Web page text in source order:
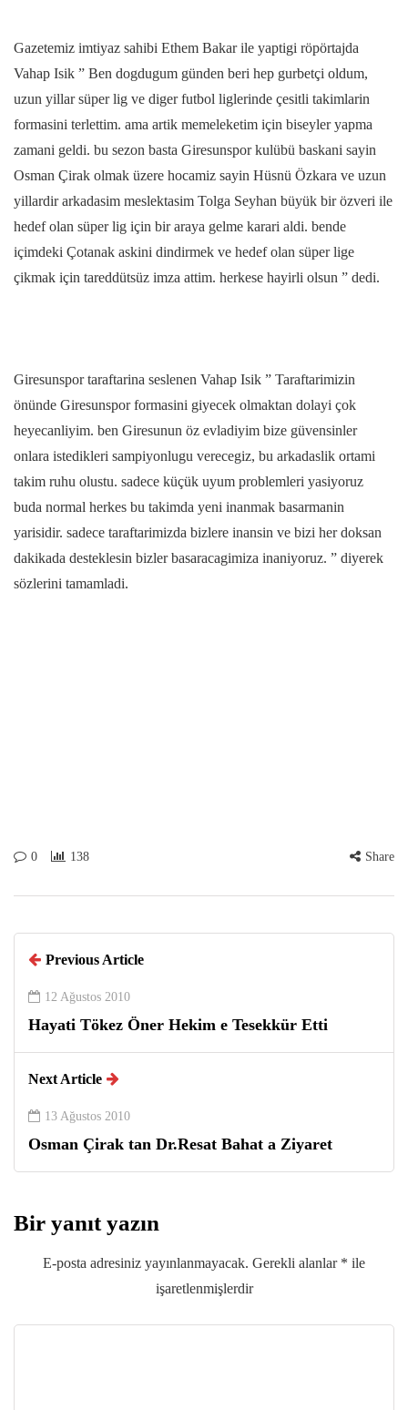
Gazetemiz imtiyaz sahibi Ethem Bakar ile yaptigi röpörtajda
Vahap Isik ” Ben dogdugum günden beri hep gurbetçi oldum,
uzun yillar süper lig ve diger futbol liglerinde çesitli takimlarin
formasini terlettim. ama artik memeleketim için biseyler yapma
zamani geldi. bu sezon basta Giresunspor kulübü baskani sayin
Osman Çirak olmak üzere hocamiz sayin Hüsnü Özkara ve uzun
yillardir arkadasim meslektasim Tolga Seyhan büyük bir özveri ile
hedef olan süper lig için bir araya gelme karari aldi. bende
içimdeki Çotanak askini dindirmek ve hedef olan süper lige
çikmak için tareddütsüz imza attim. herkese hayirli olsun ” dedi.
Giresunspor taraftarina seslenen Vahap Isik ” Taraftarimizin
önünde Giresunspor formasini giyecek olmaktan dolayi çok
heyecanliyim. ben Giresunun öz evladiyim bize güvensinler
onlara istedikleri sampiyonlugu verecegiz, bu arkadaslik ortami
takim ruhu olustu. sadece küçük uyum problemleri yasiyoruz
buda normal herkes bu takimda yeni inanmak basarmanin
yarisidir. sadece taraftarimizda bizlere inansin ve bizi her doksan
dakikada desteklesin bizler basaracagimiza inaniyoruz. ” diyerek
sözlerini tamamladi.
0 138 Share
Previous Article
12 Ağustos 2010
Hayati Tökez Öner Hekim e Tesekkür Etti
Next Article
13 Ağustos 2010
Osman Çirak tan Dr.Resat Bahat a Ziyaret
Bir yanıt yazın
E-posta adresiniz yayınlanmayacak. Gerekli alanlar * ile
işaretlenmişlerdir